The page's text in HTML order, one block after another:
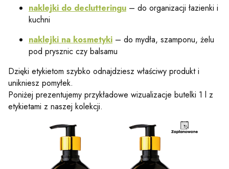
naklejki do declutteringu – do organizacji łazienki i
kuchni
naklejki na kosmetyki – do mydła, szamponu, żelu
pod prysznic czy balsamu
Dzięki etykietom szybko odnajdziesz właściwy produkt i
unikniesz pomyłek.
Poniżej prezentujemy przykładowe wizualizacje butelki 1 l z
etykietami z naszej kolekcji.